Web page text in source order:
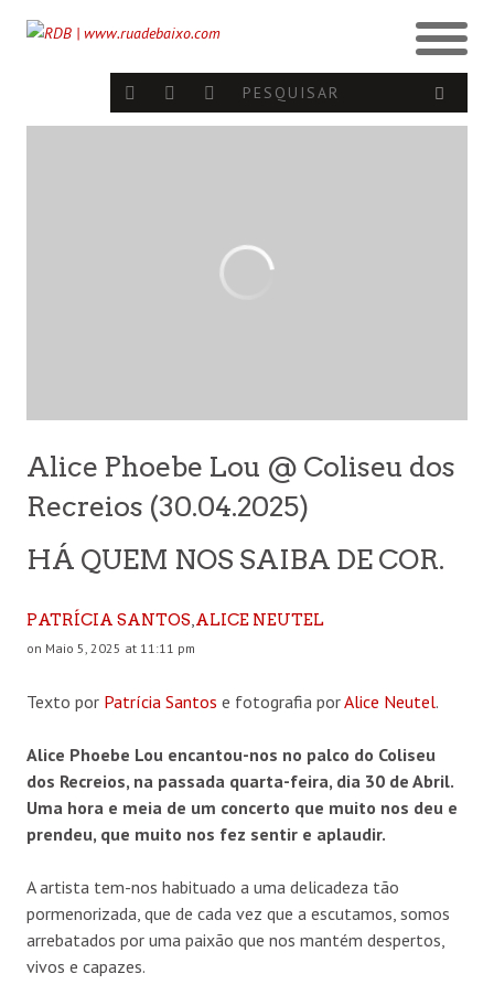
Alice Phoebe Lou @ Coliseu dos
Recreios (30.04.2025)
HÁ QUEM NOS SAIBA DE COR.
PATRÍCIA SANTOS ALICE NEUTEL
on Maio 5, 2025 at 11:11 pm
Texto por Patrícia Santos e fotografia porAlice Neutel.
Alice Phoebe Lou encantou-nos no palco do Coliseu
dos Recreios, na passada quarta-feira, dia 30 de Abril.
Uma hora e meia de um concerto que muito nos deu e
prendeu, que muito nos fez sentir e aplaudir.
A artista tem-nos habituado a uma delicadeza tão
pormenorizada, que de cada vez que a escutamos, somos
arrebatados por uma paixão que nos mantém despertos,
vivos e capazes.